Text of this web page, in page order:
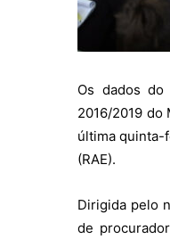
Os dados do
2016/2019 do
última quinta-
(RAE).
Dirigida pelo
de